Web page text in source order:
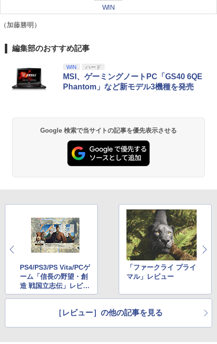
WIN
（加藤勝明）
編集部のおすすめ記事
WIN ハード
MSI、ゲーミングノートPC「GS40 6QE
Phantom」など新モデル3機種を発売
Google 検索で当サイトの記事を優先表示させる
PS4/PS3/PS Vita/PCゲ
ーム「信長の野望・創
造 戦国立志伝」レビュ
ー
「ファークライ プライ
マル」レビュー
［レビュー］の他の記事を見る